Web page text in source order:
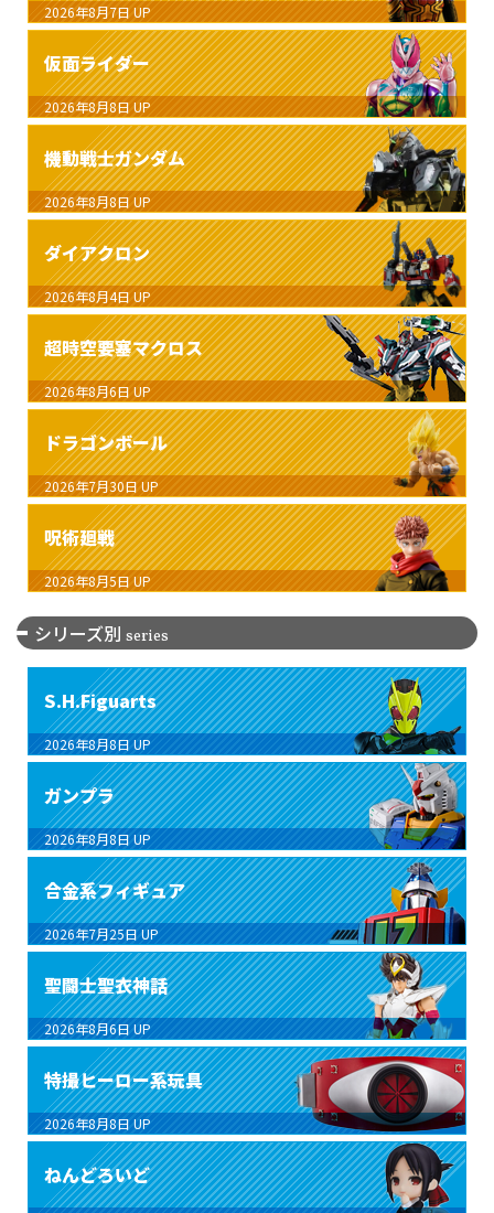
2026年8月7日 UP
仮面ライダー
2026年8月8日 UP
機動戦士ガンダム
2026年8月8日 UP
ダイアクロン
2026年8月4日 UP
超時空要塞マクロス
2026年8月6日 UP
ドラゴンボール
2026年7月30日 UP
呪術廻戦
2026年8月5日 UP
シリーズ別 series
S.H.Figuarts
2026年8月8日 UP
ガンプラ
2026年8月8日 UP
合金系フィギュア
2026年7月25日 UP
聖闘士聖衣神話
2026年8月6日 UP
特撮ヒーロー系玩具
2026年8月8日 UP
ねんどろいど